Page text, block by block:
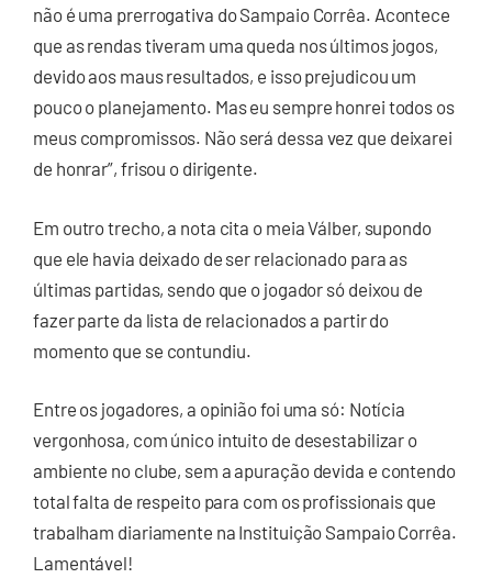
não é uma prerrogativa do Sampaio Corrêa. Acontece
que as rendas tiveram uma queda nos últimos jogos,
devido aos maus resultados, e isso prejudicou um
pouco o planejamento. Mas eu sempre honrei todos os
meus compromissos. Não será dessa vez que deixarei
de honrar”, frisou o dirigente.
Em outro trecho, a nota cita o meia Válber, supondo
que ele havia deixado de ser relacionado para as
últimas partidas, sendo que o jogador só deixou de
fazer parte da lista de relacionados a partir do
momento que se contundiu.
Entre os jogadores, a opinião foi uma só: Notícia
vergonhosa, com único intuito de desestabilizar o
ambiente no clube, sem a apuração devida e contendo
total falta de respeito para com os profissionais que
trabalham diariamente na Instituição Sampaio Corrêa.
Lamentável!